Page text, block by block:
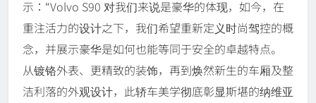
示：“Volvo S90 对我们来说是豪华的体现，如今，在
重注活力的设计之下，我们希望重新定义时尚驾控的概
念，并展示豪华是如何也能等同于安全的卓越特点。
从镀铬外表、更精致的装饰，再到焕然新生的车厢及整
洁利落的外观设计，此轿车美学彻底彰显斯堪的纳维亚